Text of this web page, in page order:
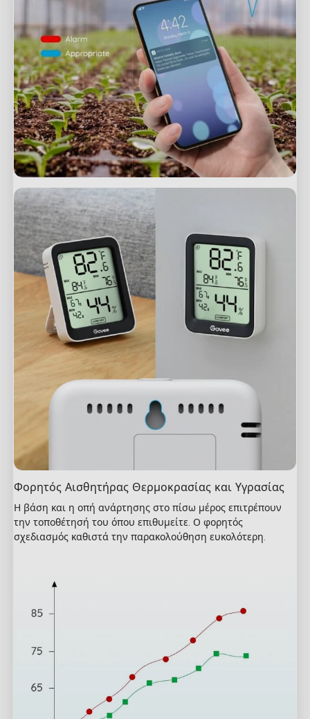
Φορητός Αισθητήρας Θερμοκρασίας και Υγρασίας
Η βάση και η οπή ανάρτησης στο πίσω μέρος επιτρέπουν
την τοποθέτησή του όπου επιθυμείτε. Ο φορητός
σχεδιασμός καθιστά την παρακολούθηση ευκολότερη.